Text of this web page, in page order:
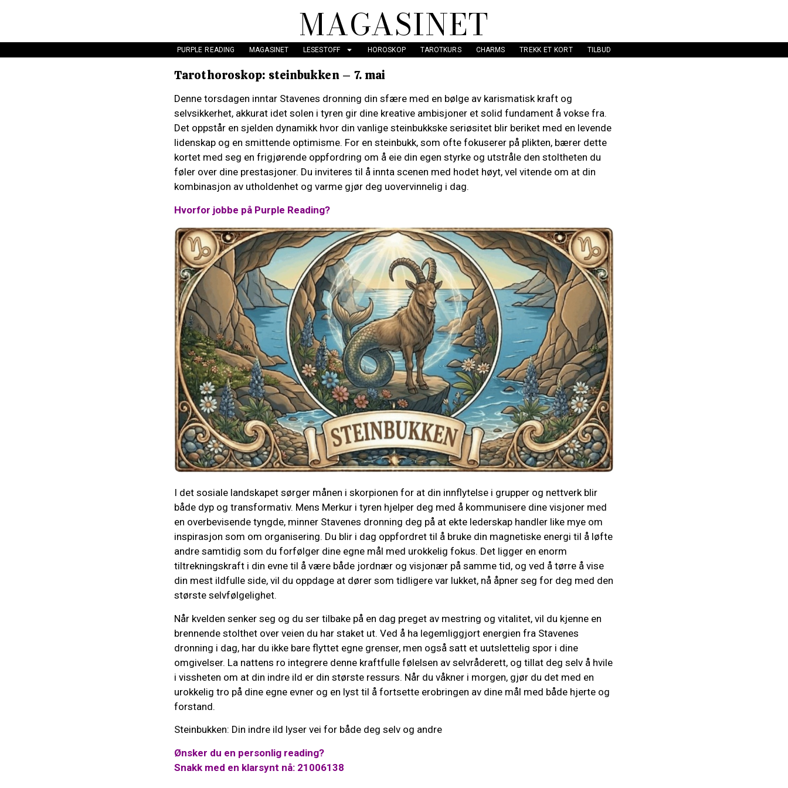
MAGASINET
PURPLE READING MAGASINET LESESTOFF HOROSKOP TAROTKURS CHARMS TREKK ET KORT TILBUD
Tarothoroskop: steinbukken – 7. mai
Denne torsdagen inntar Stavenes dronning din sfære med en bølge av karismatisk kraft og
selvsikkerhet, akkurat idet solen i tyren gir dine kreative ambisjoner et solid fundament å vokse fra.
Det oppstår en sjelden dynamikk hvor din vanlige steinbukkske seriøsitet blir beriket med en levende
lidenskap og en smittende optimisme. For en steinbukk, som ofte fokuserer på plikten, bærer dette
kortet med seg en frigjørende oppfordring om å eie din egen styrke og utstråle den stoltheten du
føler over dine prestasjoner. Du inviteres til å innta scenen med hodet høyt, vel vitende om at din
kombinasjon av utholdenhet og varme gjør deg uovervinnelig i dag.
Hvorfor jobbe på Purple Reading?
I det sosiale landskapet sørger månen i skorpionen for at din innflytelse i grupper og nettverk blir
både dyp og transformativ. Mens Merkur i tyren hjelper deg med å kommunisere dine visjoner med
en overbevisende tyngde, minner Stavenes dronning deg på at ekte lederskap handler like mye om
inspirasjon som om organisering. Du blir i dag oppfordret til å bruke din magnetiske energi til å løfte
andre samtidig som du forfølger dine egne mål med urokkelig fokus. Det ligger en enorm
tiltrekningskraft i din evne til å være både jordnær og visjonær på samme tid, og ved å tørre å vise
din mest ildfulle side, vil du oppdage at dører som tidligere var lukket, nå åpner seg for deg med den
største selvfølgelighet.
Når kvelden senker seg og du ser tilbake på en dag preget av mestring og vitalitet, vil du kjenne en
brennende stolthet over veien du har staket ut. Ved å ha legemliggjort energien fra Stavenes
dronning i dag, har du ikke bare flyttet egne grenser, men også satt et uutslettelig spor i dine
omgivelser. La nattens ro integrere denne kraftfulle følelsen av selvråderett, og tillat deg selv å hvile
i vissheten om at din indre ild er din største ressurs. Når du våkner i morgen, gjør du det med en
urokkelig tro på dine egne evner og en lyst til å fortsette erobringen av dine mål med både hjerte og
forstand.
Steinbukken: Din indre ild lyser vei for både deg selv og andre
Ønsker du en personlig reading?
Snakk med en klarsynt nå: 21006138